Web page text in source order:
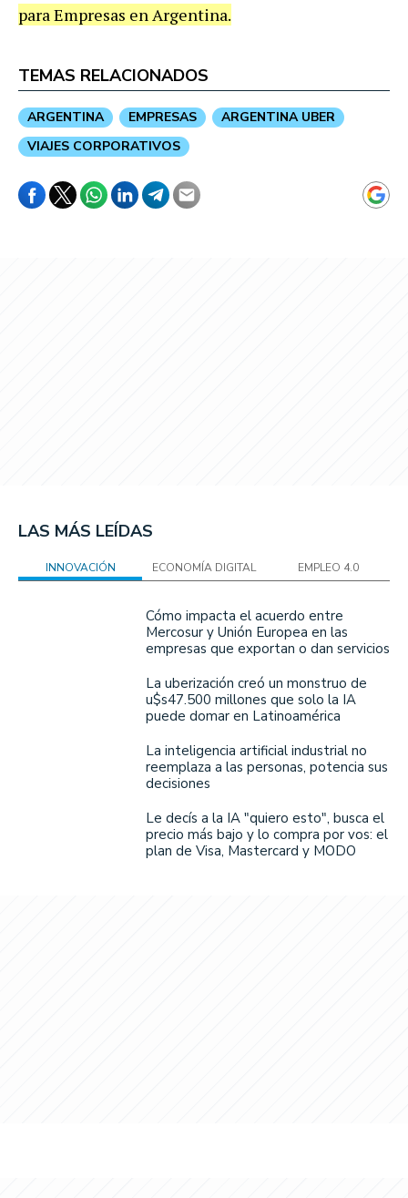
para Empresas en Argentina.
TEMAS RELACIONADOS
ARGENTINA EMPRESAS
ARGENTINA UBER
VIAJES CORPORATIVOS
LAS MÁS LEÍDAS
INNOVACIÓN ECONOMÍA DIGITAL EMPLEO 4.0
Cómo impacta el acuerdo entre
Mercosur y Unión Europea en las
empresas que exportan o dan servicios
La uberización creó un monstruo de
u$s47.500 millones que solo la IA
puede domar en Latinoamérica
La inteligencia artificial industrial no
reemplaza a las personas, potencia sus
decisiones
Le decís a la IA "quiero esto", busca el
precio más bajo y lo compra por vos: el
plan de Visa, Mastercard y MODO